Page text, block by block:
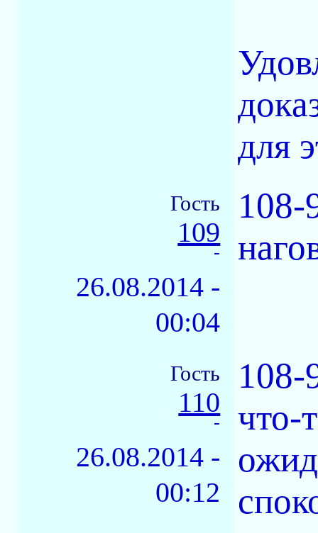
для
Гость
109
-
26.08.2014 -
00:04
108-
Гость
110
-
26.08.2014 -
00:12
108-
что-